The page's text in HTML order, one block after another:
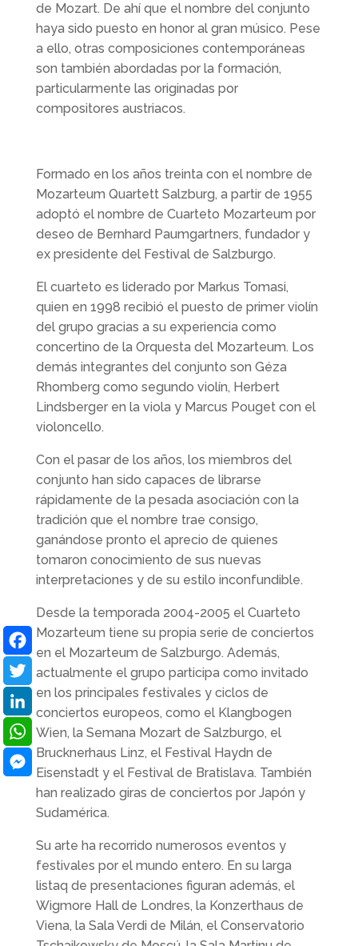
de Mozart. De ahí que el nombre del conjunto
haya sido puesto en honor al gran músico. Pese
a ello, otras composiciones contemporáneas
son también abordadas por la formación,
particularmente las originadas por
compositores austriacos.
Formado en los años treinta con el nombre de
Mozarteum Quartett Salzburg, a partir de 1955
adoptó el nombre de Cuarteto Mozarteum por
deseo de Bernhard Paumgartners, fundador y
ex presidente del Festival de Salzburgo.
El cuarteto es liderado por Markus Tomasi,
quien en 1998 recibió el puesto de primer violín
del grupo gracias a su experiencia como
concertino de la Orquesta del Mozarteum. Los
demás integrantes del conjunto son Géza
Rhomberg como segundo violín, Herbert
Lindsberger en la viola y Marcus Pouget con el
violoncello.
Con el pasar de los años, los miembros del
conjunto han sido capaces de librarse
rápidamente de la pesada asociación con la
tradición que el nombre trae consigo,
ganándose pronto el aprecio de quienes
tomaron conocimiento de sus nuevas
interpretaciones y de su estilo inconfundible.
Desde la temporada 2004-2005 el Cuarteto
Mozarteum tiene su propia serie de conciertos
en el Mozarteum de Salzburgo. Además,
actualmente el grupo participa como invitado
en los principales festivales y ciclos de
conciertos europeos, como el Klangbogen
Wien, la Semana Mozart de Salzburgo, el
Brucknerhaus Linz, el Festival Haydn de
Eisenstadt y el Festival de Bratislava. También
han realizado giras de conciertos por Japón y
Sudamérica.
Su arte ha recorrido numerosos eventos y
festivales por el mundo entero. En su larga
listaq de presentaciones figuran además, el
Wigmore Hall de Londres, la Konzerthaus de
Viena, la Sala Verdi de Milán, el Conservatorio
Facebook
Twitter
LinkedIn
WhatsApp
Messenger